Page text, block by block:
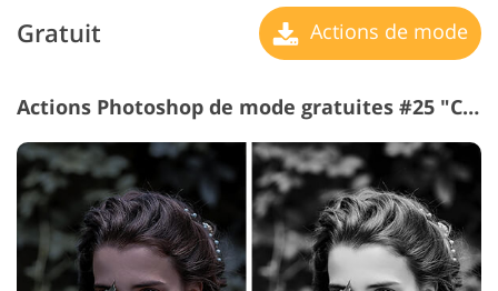
Gratuit Actions de mode
Actions Photoshop de mode gratuites #25 "Classic"